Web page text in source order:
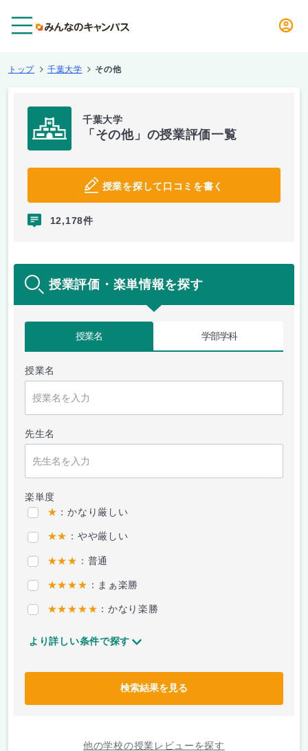
トップ 千葉大学 その他
千葉大学
「その他」の授業評価一覧
授業を探して口コミを書く
12,178件
授業評価・楽単情報を探す
授業名 学部学科
授業名
先生名
楽単度
★ ：かなり厳しい
★★ ：やや厳しい
★★★ ：普通
★★★★ ：まぁ楽勝
★★★★★ ：かなり楽勝
より詳しい条件で探す
検索結果を見る
他の学校の授業レビューを探す